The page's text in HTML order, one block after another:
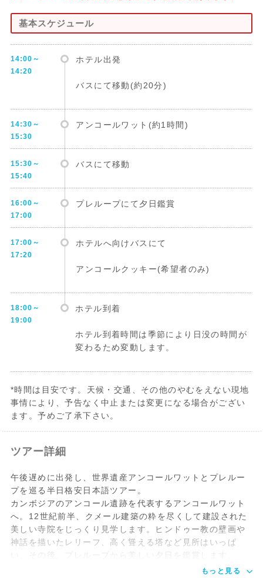
基本スケジュール
14:00～
14:20
ホテル出発
バスにて移動(約20分)
14:30～
15:30
アンコールワット(約1時間)
15:30～
15:40
バスにて移動
16:00～
17:00
プレループにて夕日鑑賞
17:00～
17:20
ホテルへ向けバスにて
アンコールクッキー(希望者のみ)
18:00～
19:00
ホテル到着
ホテル到着時間は季節により日没の時間が
変わるため変動します。
*時間は目安です。天候・交通、その他のやむをえない現地
事情により、予告なく中止または変更になる場合がござい
ます。予めご了承下さい。
ツアー詳細
午後遅めに出発し、世界遺産アンコールワットとプレルー
プを巡る半日格安日本語ツアー。
カンボジアのアンコール遺跡を代表するアンコールワット
へ。12世紀前半、クメール建築の粋を尽くして建設された
美しい寺院をじっくり見学します。ヒンドゥー教の壁画や
神話を描いたレリーフ、高く聳える塔など見所はいっぱ
い。その後、プレループから美しい夕日を鑑賞します。
もっと見る